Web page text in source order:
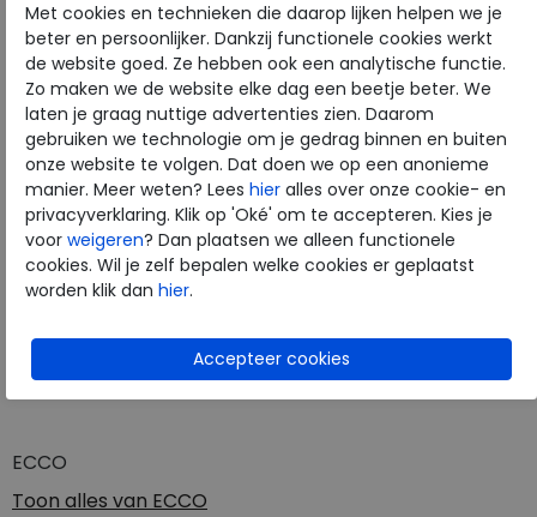
ECCO
Toon alles van ECCO
ECCO
Fabrikantcode
21310301007
Bestelcode
210.10.000011
Kleur
White
Materiaal
Leer
Uitneembaar voetbed
nee
Met cookies en technieken die daarop lijken helpen we je
beter en persoonlijker. Dankzij functionele cookies werkt
de website goed. Ze hebben ook een analytische functie.
Zo maken we de website elke dag een beetje beter. We
laten je graag nuttige advertenties zien. Daarom
gebruiken we technologie om je gedrag binnen en buiten
onze website te volgen. Dat doen we op een anonieme
manier. Meer weten? Lees hier alles over onze cookie- en
privacyverklaring. Klik op 'Oké' om te accepteren. Kies je
voor weigeren? Dan plaatsen we alleen functionele
cookies. Wil je zelf bepalen welke cookies er geplaatst
worden klik dan hier.